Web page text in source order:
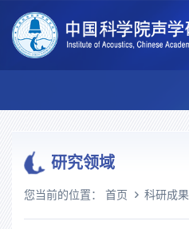
研究领域
您当前的位置： 首页 科研成果